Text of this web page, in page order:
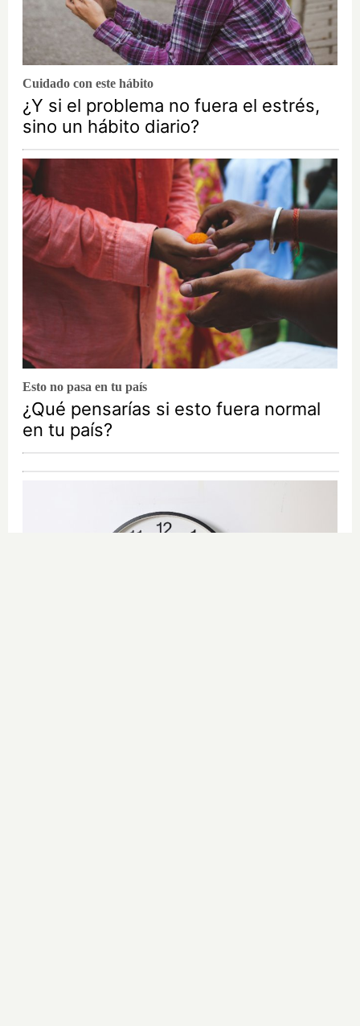
Cuidado con este hábito
¿Y si el problema no fuera el estrés,
sino un hábito diario?
Esto no pasa en tu país
¿Qué pensarías si esto fuera normal
en tu país?